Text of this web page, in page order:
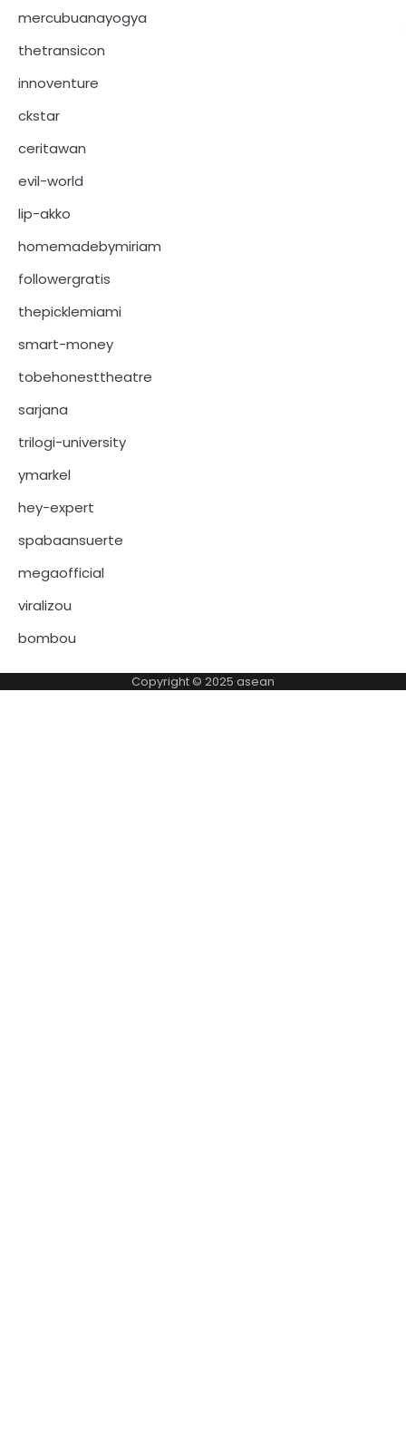
mercubuanayogya
thetransicon
innoventure
ckstar
ceritawan
evil-world
lip-akko
homemadebymiriam
followergratis
thepicklemiami
smart-money
tobehonesttheatre
sarjana
trilogi-university
ymarkel
hey-expert
spabaansuerte
megaofficial
viralizou
bombou
Copyright © 2025 asean